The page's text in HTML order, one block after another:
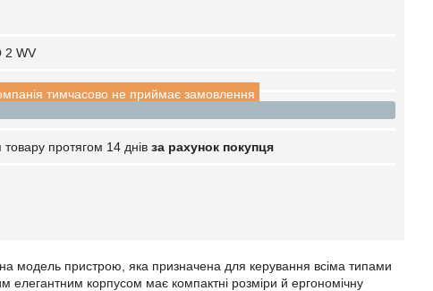
2 WV
тимчасово не приймає замовлення
протягом 14 днів за рахунок покупця
модель пристрою, яка призначена для керування всіма типами
елегантним корпусом має компактні розміри й ергономічну